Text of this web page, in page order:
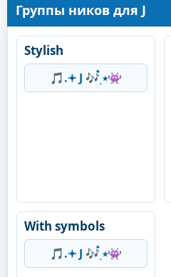
Группы ников для J
Stylish
🎵.𖥔 J 🎶๋࣭ ⭑👾
With symbols
🎵.𖥔 J 🎶๋࣭ ⭑👾